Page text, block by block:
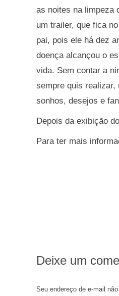
as noites na limpeza
um trailer, que fica
pai, pois ele há dez
doença alcançou o
vida. Sem contar a
sempre quis realizar,
sonhos, desejos e
Depois da exibição
Para ter mais
Deixe um
Seu endereço de e-mail